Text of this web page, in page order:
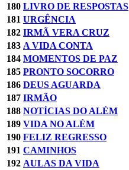
180 LIVRO DE RESPOSTAS
181 URGÊNCIA
182 IRMÃ VERA CRUZ
183 A VIDA CONTA
184 MOMENTOS DE PAZ
185 PRONTO SOCORRO
186 DEUS AGUARDA
187 IRMÃO
188 NOTÍCIAS DO ALÉM
189 VIDA NO ALÉM
190 FELIZ REGRESSO
191 CAMINHOS
192 AULAS DA VIDA